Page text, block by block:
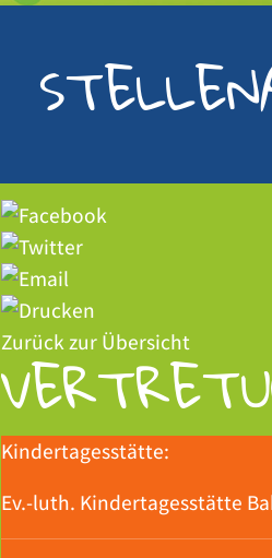
Zurück zur Übersicht
Kindertagesstätte:
Ev.-luth. Kindertagesstätte